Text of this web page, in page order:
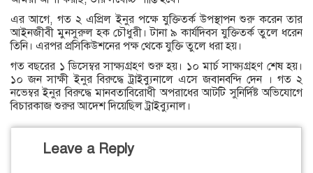
এর আগে, গত ২ এপ্রিল ইনুর পক্ষে যুক্তিতর্ক উপস্থাপন শুরু করেন তার
আইনজীবী মুনসুরুল হক চৌধুরী। টানা ৯ কার্যদিবস যুক্তিতর্ক তুলে ধরেন
তিনি। এরপর প্রসিকিউশনের পক্ষ থেকে যুক্তি তুলে ধরা হয়।
গত বছরের ১ ডিসেম্বর সাক্ষ্যগ্রহণ শুরু হয়। ১০ মার্চ সাক্ষ্যগ্রহণ শেষ হয়।
১০ জন সাক্ষী ইনুর বিরুদ্ধে ট্রাইব্যুনালে এসে জবানবন্দি দেন । গত ২
নভেম্বর ইনুর বিরুদ্ধে মানবতাবিরোধী অপরাধের আটটি সুনির্দিষ্ট অভিযোগে
বিচারকাজ শুরুর আদেশ দিয়েছিল ট্রাইব্যুনাল।
Leave a Reply